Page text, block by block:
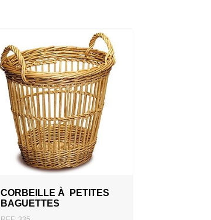
CORBEILLE À PETITES
BAGUETTES